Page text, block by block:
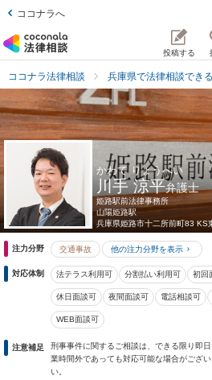
ココナラへ
投稿する
ココナラ法律相談 兵庫県で法律相談でき
かわて りょうへい
川手 涼平弁護士
姫路駅前法律事務所
山陽姫路駅
兵庫県姫路市十二所前町83 KS
注力分野 交通事故 他の注力分野を表示
対応体制 法テラス利用可 分割払い利用可 初回
休日面談可 夜間面談可 電話相談可
WEB面談可
注意補足
刑事事件に関するご相談は、できる限り即
業時間外であっても対応可能な場合がござ
い。